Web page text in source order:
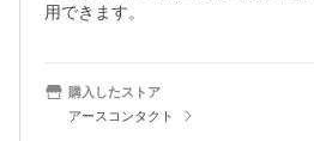
用できます。
購入したストア
アースコンタクト